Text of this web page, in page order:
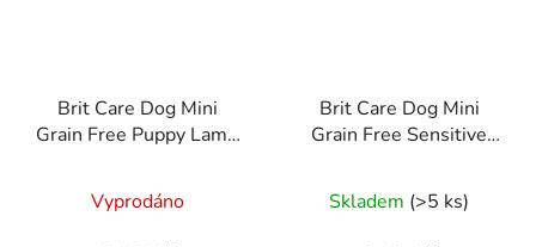
Brit Care Dog Mini
Grain Free Puppy Lamb
Vyprodáno
Brit Care Dog Mini
Grain Free Sensitive
Skladem (>5 ks)